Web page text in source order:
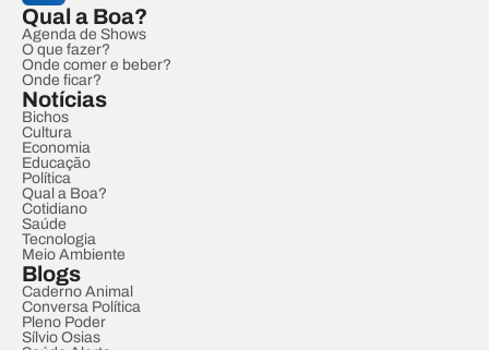
Qual a Boa?
Agenda de Shows
O que fazer?
Onde comer e beber?
Onde ficar?
Notícias
Bichos
Cultura
Economia
Educação
Política
Qual a Boa?
Cotidiano
Saúde
Tecnologia
Meio Ambiente
Blogs
Caderno Animal
Conversa Política
Pleno Poder
Sílvio Osias